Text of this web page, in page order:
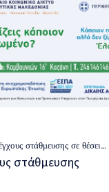
σε θέσεις φορτοεκφόρτωσης